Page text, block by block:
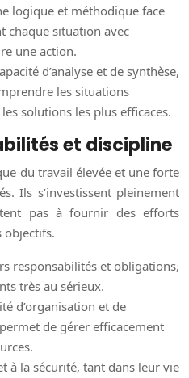
logique et méthodique face
chaque situation avec
une action.
d’analyse et de synthèse,
les situations
solutions les plus efficaces.
et discipline
du travail élevée et une forte
Ils s’investissent pleinement
pas à fournir des efforts
objectifs.
responsabilités et obligations,
très au sérieux.
d’organisation et de
de gérer efficacement
à la sécurité, tant dans leur vie